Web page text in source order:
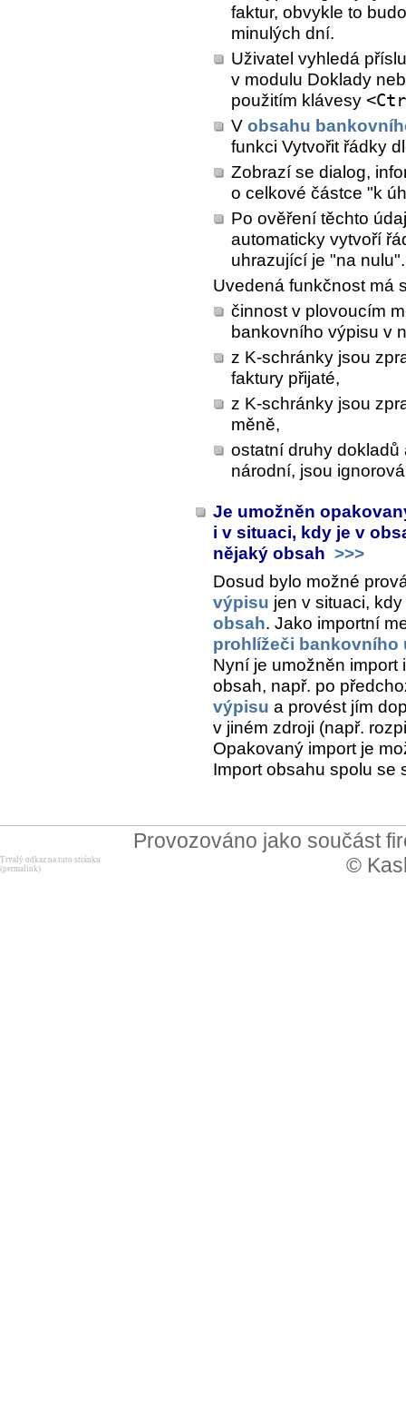
faktur, obvykle to
minulých dní.
Uživatel vyhledá
v modulu Doklady
použitím klávesy
V obsahu
funkci Vytvořit řádky
Zobrazí se dialog,
o celkové částce "k
Po ověření těchto
automaticky vytvoří
uhrazující je "na nulu".
Uvedená funkčnost má
činnost v plovoucím
bankovního výpisu v
z K-schránky jsou
faktury přijaté,
z K-schránky jsou
měně,
ostatní druhy
národní, jsou
Je umožněn
i v situaci, kdy je v
nějaký obsah >>>
Dosud bylo možné
výpisu jen v situaci,
obsah. Jako importní
prohlížeči bankovního
Nyní je umožněn import
obsah, např. po
výpisu a provést jím
v jiném zdroji (např.
Opakovaný import je
Import obsahu spolu se
Provozováno jako součást
©
Trvalý odkaz na tuto stránku
(permalink)